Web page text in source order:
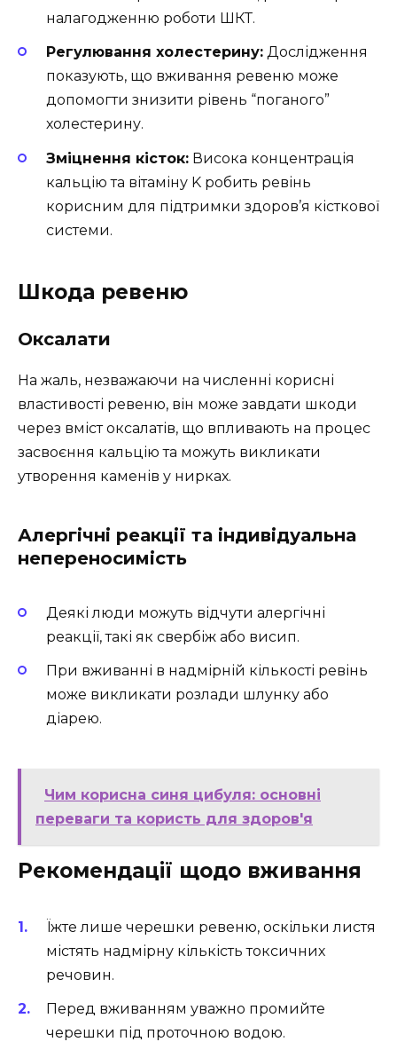
налагодженню роботи ШКТ.
Регулювання холестерину: Дослідження
показують, що вживання ревеню може
допомогти знизити рівень “поганого”
холестерину.
Зміцнення кісток: Висока концентрація
кальцію та вітаміну K робить ревінь
корисним для підтримки здоров’я кісткової
системи.
Шкода ревеню
Оксалати
На жаль, незважаючи на численні корисні
властивості ревеню, він може завдати шкоди
через вміст оксалатів, що впливають на процес
засвоєння кальцію та можуть викликати
утворення каменів у нирках.
Алергічні реакції та індивідуальна
непереносимість
Деякі люди можуть відчути алергічні
реакції, такі як свербіж або висип.
При вживанні в надмірній кількості ревінь
може викликати розлади шлунку або
діарею.
Чим корисна синя цибуля: основні
переваги та користь для здоров'я
Рекомендації щодо вживання
Їжте лише черешки ревеню, оскільки листя
містять надмірну кількість токсичних
речовин.
Перед вживанням уважно промийте
черешки під проточною водою.